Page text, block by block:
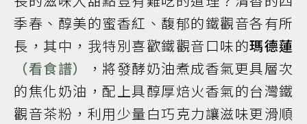
季春、醇美的蜜香紅、馥郁的鐵觀音各有所
長，其中，我特別喜歡鐵觀音口味的瑪德蓮
（看食譜）
，將發酵奶油煮成香氣更具層次
的焦化奶油，配上具醇厚焙火香氣的台灣鐵
觀音茶粉，利用少量白巧克力讓滋味更滑順